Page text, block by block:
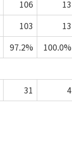
106 13
103 13
97.2% 100.0%
31 4